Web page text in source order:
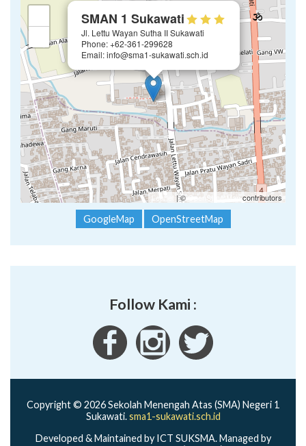
SMAN 1 Sukawati
Jl. Lettu Wayan Sutha II Sukawati
Phone: +62-361-299628
Email: info@sma1-sukawati.sch.id
+
−
Leaflet | ©OpenStreetMapcontributors
GoogleMap OpenStreetMap
Follow Kami :
Copyright © 2026 Sekolah Menengah Atas (SMA) Negeri 1
Sukawati.sma1-sukawati.sch.id